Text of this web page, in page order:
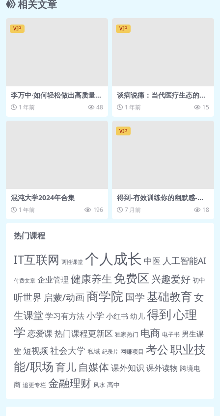
相关文章
VIP
李万中·如何轻松做出高质量决
策 1 年前 48
VIP
谈病说痛：当代医疗生态的反
思与追问【看理想】
1 年前 15
混沌大学2024年合集
1 年前 196
VIP
得到-有效训练你的幽默感-李
新 网盘资源
7 月前 18
热门课程
IT互联网 两性课堂 个人成长 中医 人工智能AI
付费文章 企业管理 健康养生 免费区 兴趣爱好 初中
听世界 启蒙/动画商学院国学 基础教育女
生课堂 学习有方法小学 小红书 幼儿 得到心理
学 恋爱课热门课程更新区 独家热门 电商 电子书 男生课
堂 短视频 社会大学 私域 纪录片 网赚项目 考公职业技
能/职场育儿 自媒体 课外知识 课外读物 跨境电
商 追更专栏 金融理财 风水 高中